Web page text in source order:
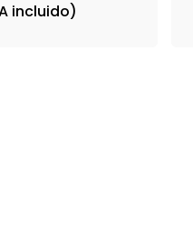
incluido)